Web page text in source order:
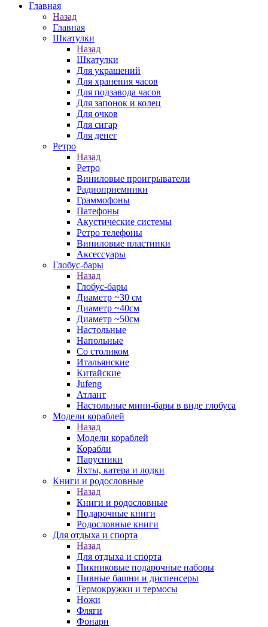
Главная
Назад
Главная
Шкатулки
Назад
Шкатулки
Для украшений
Для хранения часов
Для подзавода часов
Для запонок и колец
Для очков
Для сигар
Для денег
Ретро
Назад
Ретро
Виниловые проигрыватели
Радиоприемники
Граммофоны
Патефоны
Акустические системы
Ретро телефоны
Виниловые пластинки
Аксессуары
Глобус-бары
Назад
Глобус-бары
Диаметр ~30 см
Диаметр ~40см
Диаметр ~50см
Настольные
Напольные
Со столиком
Итальянские
Китайские
Jufeng
Атлант
Настольные мини-бары в виде глобуса
Модели кораблей
Назад
Модели кораблей
Корабли
Парусники
Яхты, катера и лодки
Книги и родословные
Назад
Книги и родословные
Подарочные книги
Родословные книги
Для отдыха и спорта
Назад
Для отдыха и спорта
Пикниковые подарочные наборы
Пивные башни и диспенсеры
Термокружки и термосы
Ножи
Фляги
Фонари